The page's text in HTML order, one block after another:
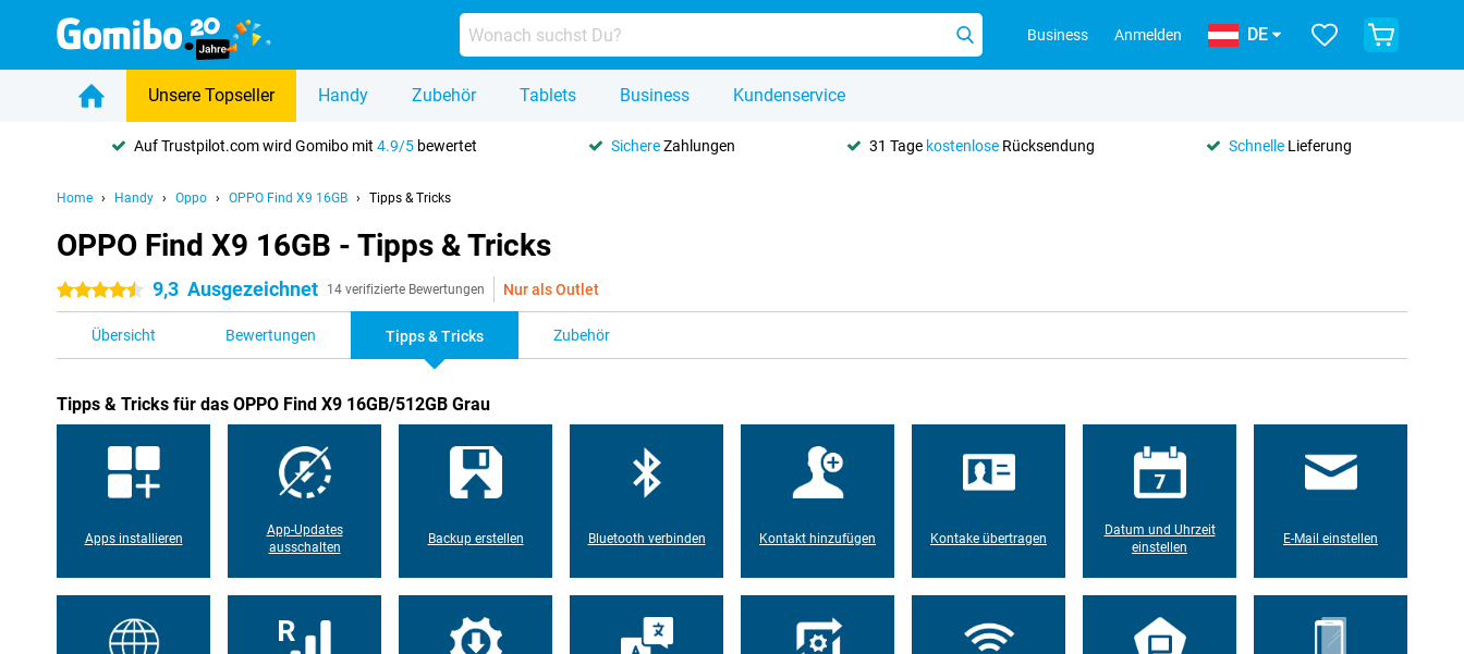
Business Anmelden DE
Unsere Topseller Handy Zubehör Tablets Business Kundenservice
Auf Trustpilot.com wird Gomibo mit4.9/5 bewertet SichereZahlungen 31 Tage kostenloseRücksendung SchnelleLieferung
Home Handy Oppo OPPO Find X9 16GB Tipps & Tricks
OPPO Find X9 16GB - Tipps & Tricks
4.5 Sterne 9,3 Ausgezeichnet 14 verifizierte Bewertungen Nur als Outlet
Übersicht Bewertungen Tipps & Tricks Zubehör
Tipps & Tricks für das OPPO Find X9 16GB/512GB Grau
Apps installieren
App-Updates
ausschalten
Backup erstellen Bluetooth verbinden Kontakt hinzufügen Kontake übertragen
Datum und Uhrzeit
einstellen
E-Mail einstellen